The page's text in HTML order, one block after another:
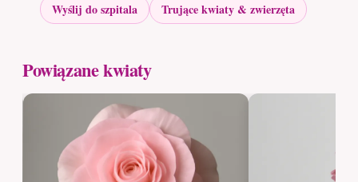
Wyślij do szpitala
Trujące kwiaty & zwierzęta
Powiązane kwiaty